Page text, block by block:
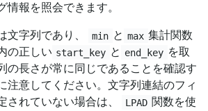
情報を照会できます。
文字列であり、 min と max 集計関数
の正しい start_key と end_key を取
の長さが常に同じであることを確認す
注意してください。文字列連結のフィ
されていない場合は、
LPAD 関数を使